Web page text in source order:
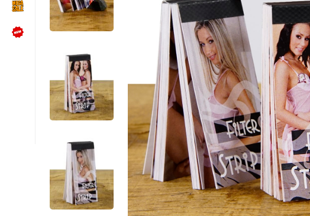
Kundenbewertungen lesen
Schreib uns auf WhatsApp
Kundenservice kontaktieren